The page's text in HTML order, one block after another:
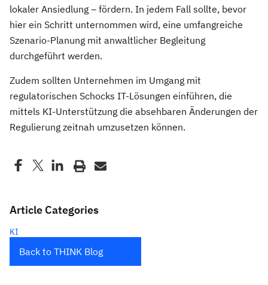
lokaler Ansiedlung – fördern. In jedem Fall sollte, bevor
hier ein Schritt unternommen wird, eine umfangreiche
Szenario-Planung mit anwaltlicher Begleitung
durchgeführt werden.
Zudem sollten Unternehmen im Umgang mit
regulatorischen Schocks IT-Lösungen einführen, die
mittels KI-Unterstützung die absehbaren Änderungen der
Regulierung zeitnah umzusetzen können.
Article Categories
KI
Back to THINK Blog